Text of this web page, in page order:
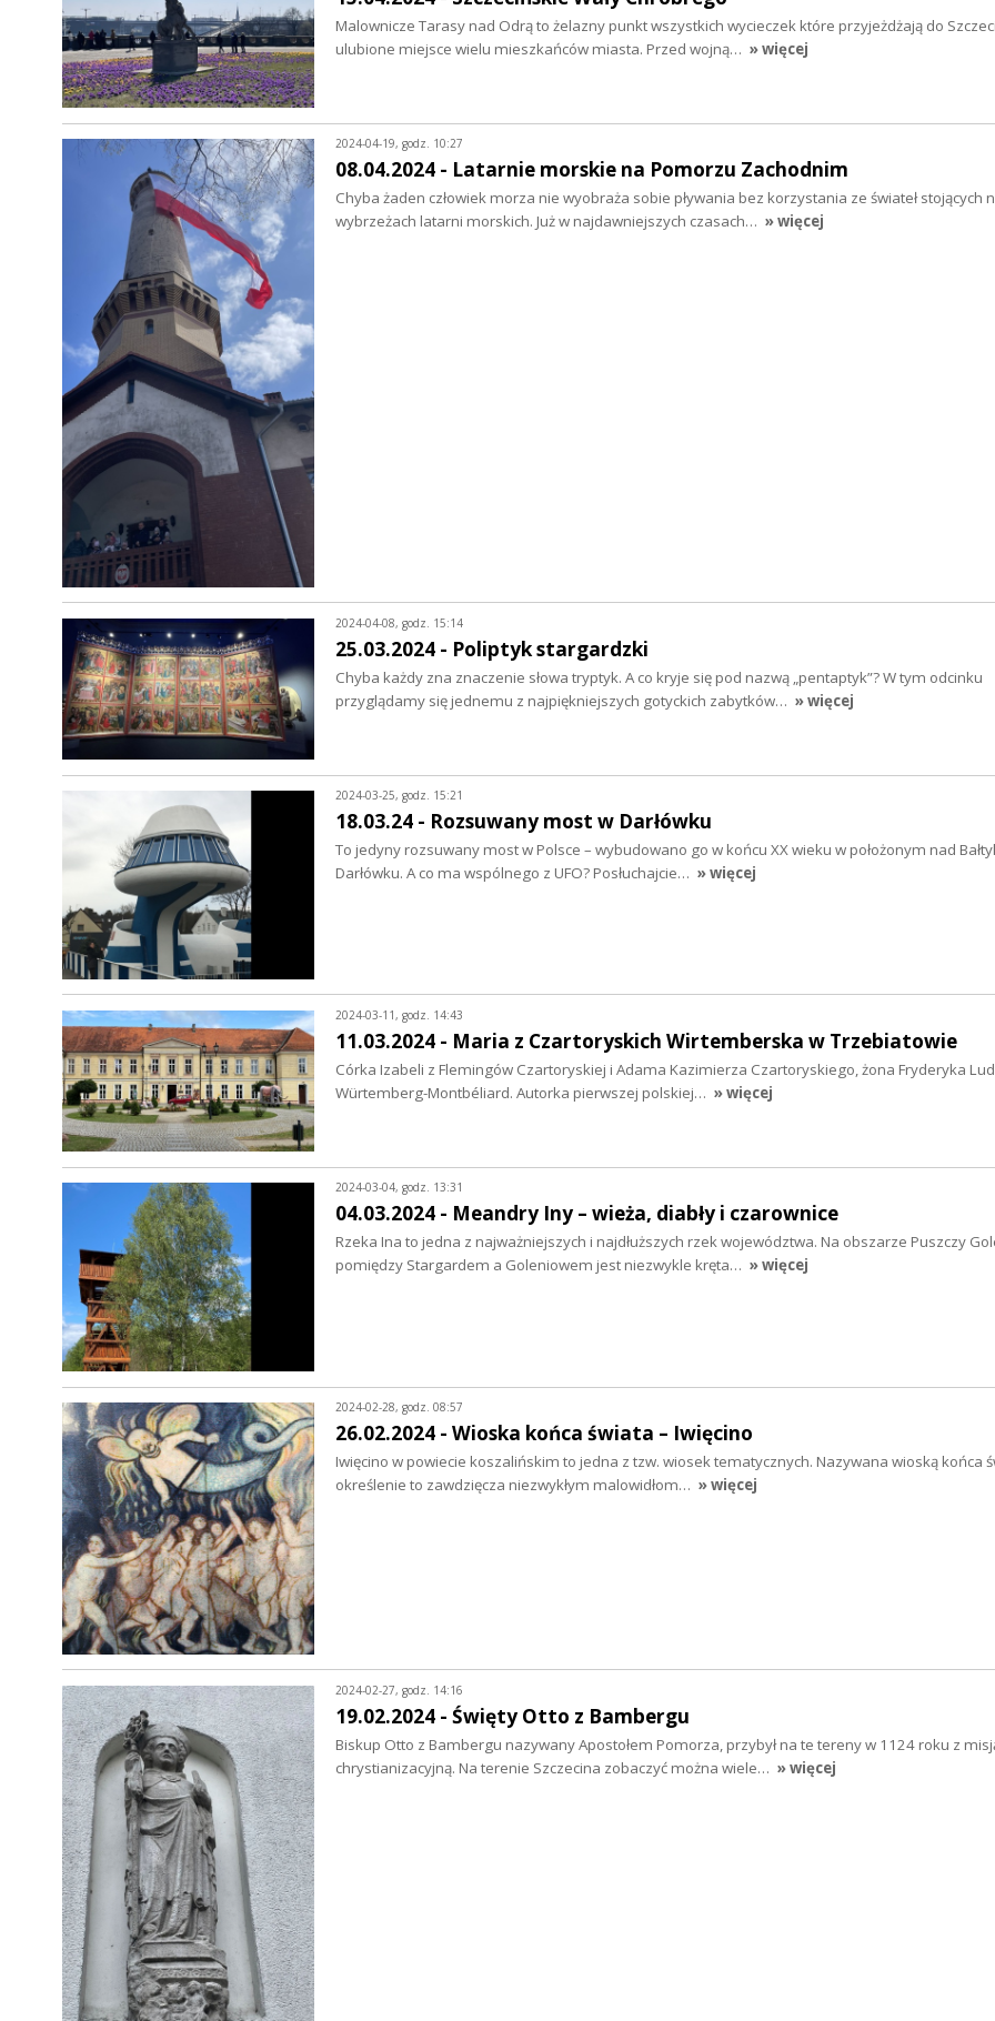
Malownicze Tarasy nad Odrą to żelazny punkt wszystkich wycieczek które przyjeżdżają do
ulubione miejsce wielu mieszkańców miasta. Przed wojną… » więcej
2024-04-19, godz. 10:27
08.04.2024 - Latarnie morskie na Pomorzu Zachodnim
Chyba żaden człowiek morza nie wyobraża sobie pływania bez korzystania ze świateł stojących
wybrzeżach latarni morskich. Już w najdawniejszych czasach… » więcej
2024-04-08, godz. 15:14
25.03.2024 - Poliptyk stargardzki
Chyba każdy zna znaczenie słowa tryptyk. A co kryje się pod nazwą „pentaptyk”? W tym odcinku
przyglądamy się jednemu z najpiękniejszych gotyckich zabytków… » więcej
2024-03-25, godz. 15:21
18.03.24 - Rozsuwany most w Darłówku
To jedyny rozsuwany most w Polsce – wybudowano go w końcu XX wieku w położonym nad
Darłówku. A co ma wspólnego z UFO? Posłuchajcie… » więcej
2024-03-11, godz. 14:43
11.03.2024 - Maria z Czartoryskich Wirtemberska w Trzebiatowie
Córka Izabeli z Flemingów Czartoryskiej i Adama Kazimierza Czartoryskiego, żona Fryderyka
Würtemberg-Montbéliard. Autorka pierwszej polskiej… » więcej
2024-03-04, godz. 13:31
04.03.2024 - Meandry Iny – wieża, diabły i czarownice
Rzeka Ina to jedna z najważniejszych i najdłuższych rzek województwa. Na obszarze Puszczy
pomiędzy Stargardem a Goleniowem jest niezwykle kręta… » więcej
2024-02-28, godz. 08:57
26.02.2024 - Wioska końca świata – Iwięcino
Iwięcino w powiecie koszalińskim to jedna z tzw. wiosek tematycznych. Nazywana wioską końca
określenie to zawdzięcza niezwykłym malowidłom… » więcej
2024-02-27, godz. 14:16
19.02.2024 - Święty Otto z Bambergu
Biskup Otto z Bambergu nazywany Apostołem Pomorza, przybył na te tereny w 1124 roku z
chrystianizacyjną. Na terenie Szczecina zobaczyć można wiele… » więcej